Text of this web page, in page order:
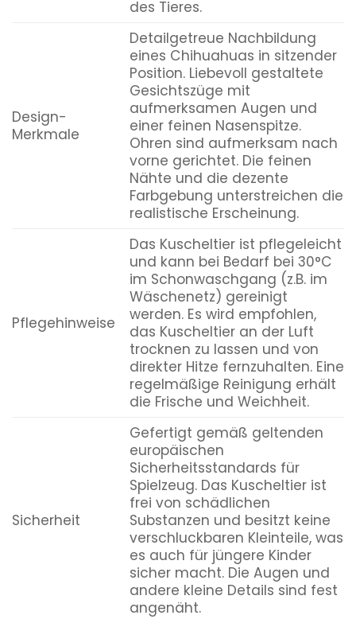
des Tieres.
Design-
Merkmale
Detailgetreue Nachbildung
eines Chihuahuas in sitzender
Position. Liebevoll gestaltete
Gesichtszüge mit
aufmerksamen Augen und
einer feinen Nasenspitze.
Ohren sind aufmerksam nach
vorne gerichtet. Die feinen
Nähte und die dezente
Farbgebung unterstreichen die
realistische Erscheinung.
Pflegehinweise
Das Kuscheltier ist pflegeleicht
und kann bei Bedarf bei 30°C
im Schonwaschgang (z.B. im
Wäschenetz) gereinigt
werden. Es wird empfohlen,
das Kuscheltier an der Luft
trocknen zu lassen und von
direkter Hitze fernzuhalten. Eine
regelmäßige Reinigung erhält
die Frische und Weichheit.
Sicherheit
Gefertigt gemäß geltenden
europäischen
Sicherheitsstandards für
Spielzeug. Das Kuscheltier ist
frei von schädlichen
Substanzen und besitzt keine
verschluckbaren Kleinteile, was
es auch für jüngere Kinder
sicher macht. Die Augen und
andere kleine Details sind fest
angenäht.